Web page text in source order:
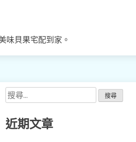
味貝果宅配到家。
搜
尋
關
鍵
近期文章